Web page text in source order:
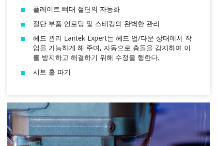
플레이트 뼈대 절단의 자동화
절단 부품 언로딩 및 스태킹의 완벽한 관리
헤드 관리 Lantek Expert는 헤드 업/다운 상태에서 작
업을 가능하게 해 주며, 자동으로 충돌을 감지하여 이
를 방지하고 해결하기 위해 수정을 행한다.
시트 홀 파기